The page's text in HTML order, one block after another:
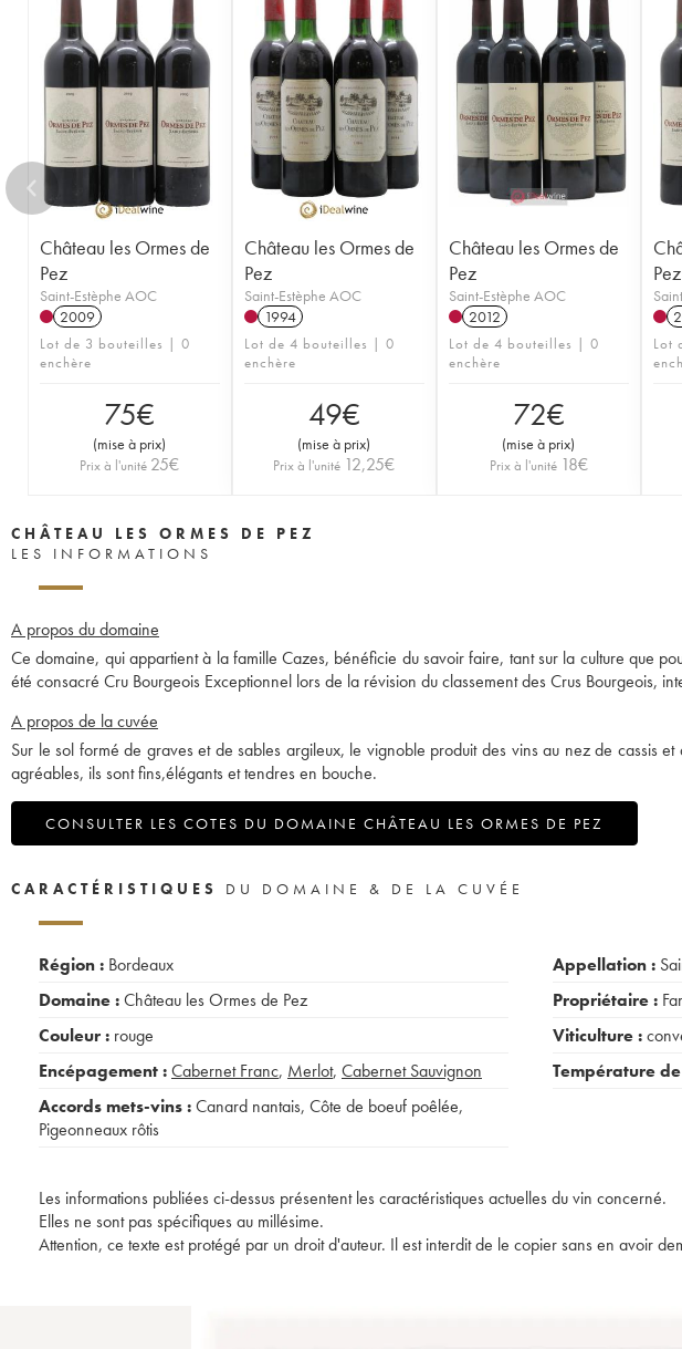
Château les Ormes de
Pez
Saint-Estèphe AOC
2009
Lot de 3 bouteilles | 0
enchère
75€
(mise à prix)
Prix à l'unité 25€
Château les Ormes de
Pez
Saint-Estèphe AOC
1994
Lot de 4 bouteilles | 0
enchère
49€
(mise à prix)
Prix à l'unité 12,25€
Château les Ormes de
Pez
Saint-Estèphe AOC
2012
Lot de 4 bouteilles | 0
enchère
72€
(mise à prix)
Prix à l'unité 18€
Pez
Lot
CHÂTEAU LES ORMES DE PEZ
LES INFORMATIONS
A propos du domaine
Ce domaine, qui appartient à la famille Cazes, bénéficie du savoir faire, tant sur la culture que
été consacré Cru Bourgeois Exceptionnel lors de la révision du classement des Crus Bourgeois,
A propos de la cuvée
Sur le sol formé de graves et de sables argileux, le vignoble produit des vins au nez de cassis
agréables, ils sont fins,élégants et tendres en bouche.
CONSULTER LES COTES DU DOMAINE CHÂTEAU LES ORMES DE PEZ
CARACTÉRISTIQUES DU DOMAINE & DE LA CUVÉE
Région : Bordeaux
Domaine :Château les Ormes de Pez
Couleur : rouge
Encépagement :Cabernet Franc, Merlot, Cabernet Sauvignon
Accords mets-vins :Canard nantais, Côte de boeuf poêlée,
Pigeonneaux rôtis
Appellation :
Propriétaire :
Viticulture :
Température
Les informations publiées ci-dessus présentent les caractéristiques actuelles du vin concerné.
Elles ne sont pas spécifiques au millésime.
Attention, ce texte est protégé par un droit d'auteur. Il est interdit de le copier sans en avoir